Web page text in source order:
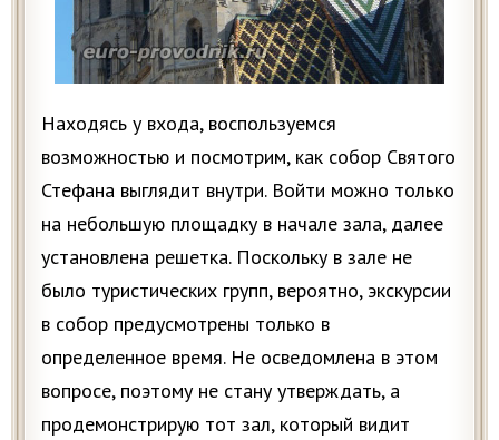
Находясь у входа, воспользуемся
возможностью и посмотрим, как собор Святого
Стефана выглядит внутри. Войти можно только
на небольшую площадку в начале зала, далее
установлена решетка. Поскольку в зале не
было туристических групп, вероятно, экскурсии
в собор предусмотрены только в
определенное время. Не осведомлена в этом
вопросе, поэтому не стану утверждать, а
продемонстрирую тот зал, который видит